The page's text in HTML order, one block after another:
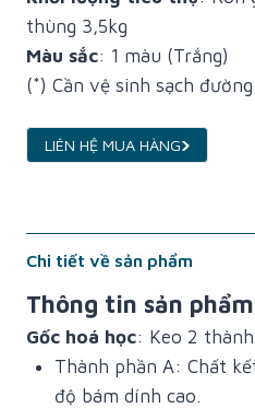
thùng 3,5kg
Màu sắc: 1 màu (Trắng)
(*) Cần vệ sinh sạch
LIÊN HỆ MUA HÀNG
Chi tiết về sản phẩm
Thông tin sản
Gốc hoá học: Keo 2
Thành phần A: Chất
độ bám dính cao.